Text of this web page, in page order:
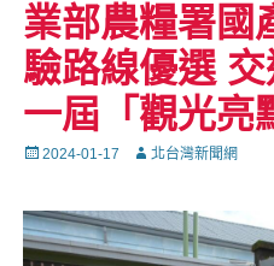
業部農糧署國
驗路線優選
一屆「觀光亮
Posted
2024-01-17 Autor北台灣新聞網